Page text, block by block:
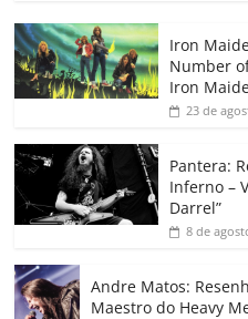
c
e
b
o
o
k
itt
er
at
s
A
p
Iron
Number
Iron
23 de
Pantera:
Inferno –
Darrel”
8 de
Andre Matos:
Maestro do Heavy